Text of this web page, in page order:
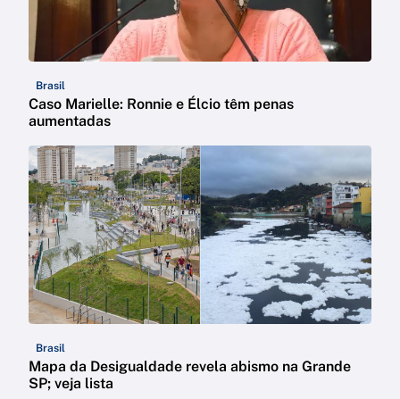
Brasil
Caso Marielle: Ronnie e Élcio têm penas
aumentadas
Brasil
Mapa da Desigualdade revela abismo na Grande
SP; veja lista